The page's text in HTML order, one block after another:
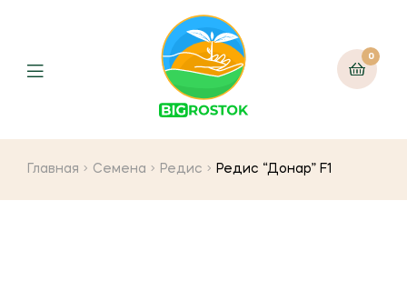
0
Menu
Главная Семена Редис Редис “Донар” F1